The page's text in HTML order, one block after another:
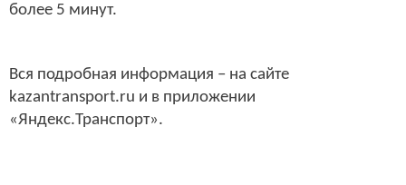
более 5 минут.
Вся подробная информация – на сайте
kazantransport.ru и в приложении
«Яндекс.Транспорт».